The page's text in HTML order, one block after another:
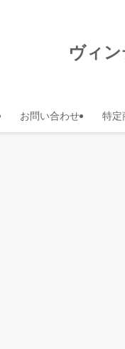
ヴィ
お問い合わせ 特定